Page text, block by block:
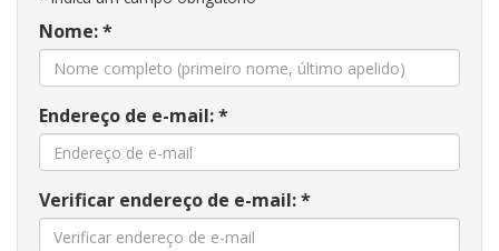
Nome: *
Endereço de e-mail: *
Verificar endereço de e-mail: *